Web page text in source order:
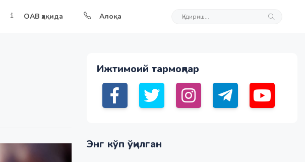
ОАВ ҳақида Алоқа
Ижтимоий тармоқлар
Энг кўп ўқилган